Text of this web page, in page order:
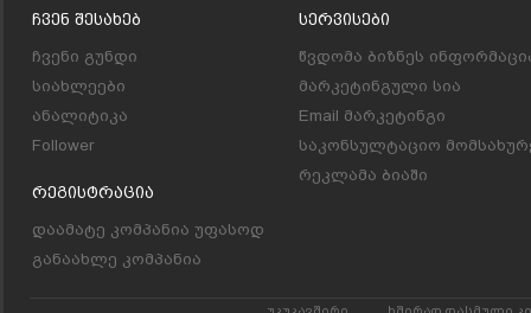
Ჩვენ Შესახებ
ჩვენი გუნდი
სიახლეები
ანალიტიკა
Follower
Რეგისტრაცია
დაამატე კომპანია უფასოდ
განაახლე კომპანია
Სერვისები
წვდომა ბიზნეს
მარკეტინგული სია
Email მარკეტინგი
საკონსულტაციო
რეკლამა ბიაში